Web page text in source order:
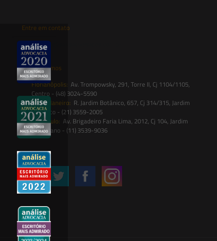
Entre em contato
contato@saesadvogados.com.br
Onde estamos
Florianópolis: Av. Trompowsky, 291, Torre II, Cj 1104/1105,
Centro - (48) 3024-5590
Rio de Janeiro: R. Jardim Botânico, 657, Cj 314/315, Jardim
Botânico - (21) 3559-2005
São Paulo: Av. Brigadeiro Faria Lima, 2012, Cj 104, Jardim
Paulistano - (11) 3539-9036
Siga-nos